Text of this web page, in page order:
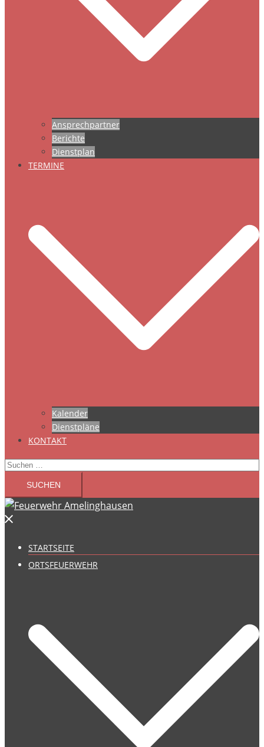
Ansprechpartner
Berichte
Dienstplan
TERMINE
Kalender
Dienstpläne
KONTAKT
Suchen
nach:
STARTSEITE
ORTSFEUERWEHR